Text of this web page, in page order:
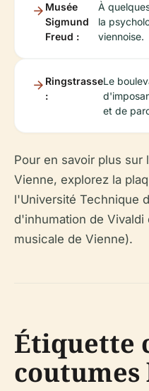
Musée
Sigmund
Freud :
À
la
viennoise.
Ringstrasse
:
Le
et de
Pour en savoir plus sur
Vienne, explorez la
l'Université Technique
d'inhumation de
musicale de Vienne).
Étiquette
coutumes